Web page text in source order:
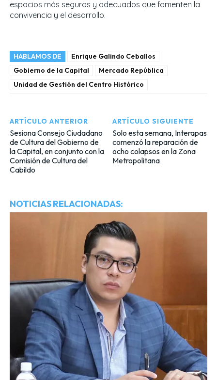
espacios más seguros y adecuados que fomenten la
convivencia y el desarrollo.
HABLAMOS DE
Enrique Galindo Ceballos
Gobierno de la Capital
Mercado República
Unidad de Gestión del Centro Histórico
ARTÍCULO ANTERIOR
Sesiona Consejo Ciudadano
de Cultura del Gobierno de
la Capital, en conjunto con la
Comisión de Cultura del
Cabildo
ARTÍCULO SIGUIENTE
Solo esta semana, Interapas
comenzó la reparación de
ocho colapsos en la Zona
Metropolitana
NOTICIAS RELACIONADAS: